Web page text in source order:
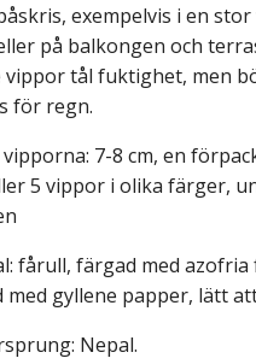
exempelvis i en stor
på balkongen och
vippor tål fuktighet, men
för regn.
7-8 cm, en
5 vippor i olika färger,
fårull, färgad med azofria
med gyllene papper, lätt
Nepal.